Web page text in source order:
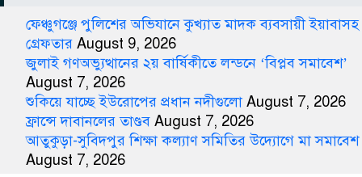
ফেঞ্চুগঞ্জে পুলিশের অভিযানে কুখ্যাত মাদক ব্যবসায়ী ইয়াবাসহ
গ্রেফতার August 9, 2026
জুলাই গণঅভ্যুত্থানের ২য় বার্ষিকীতে লন্ডনে ‘বিপ্লব সমাবেশ’
August 7, 2026
শুকিয়ে যাচ্ছে ইউরোপের প্রধান নদীগুলো August 7, 2026
ফ্রান্সে দাবানলের তাণ্ডব August 7, 2026
আতুকুড়া-সুবিদপুর শিক্ষা কল্যাণ সমিতির উদ্যোগে মা সমাবেশ
August 7, 2026